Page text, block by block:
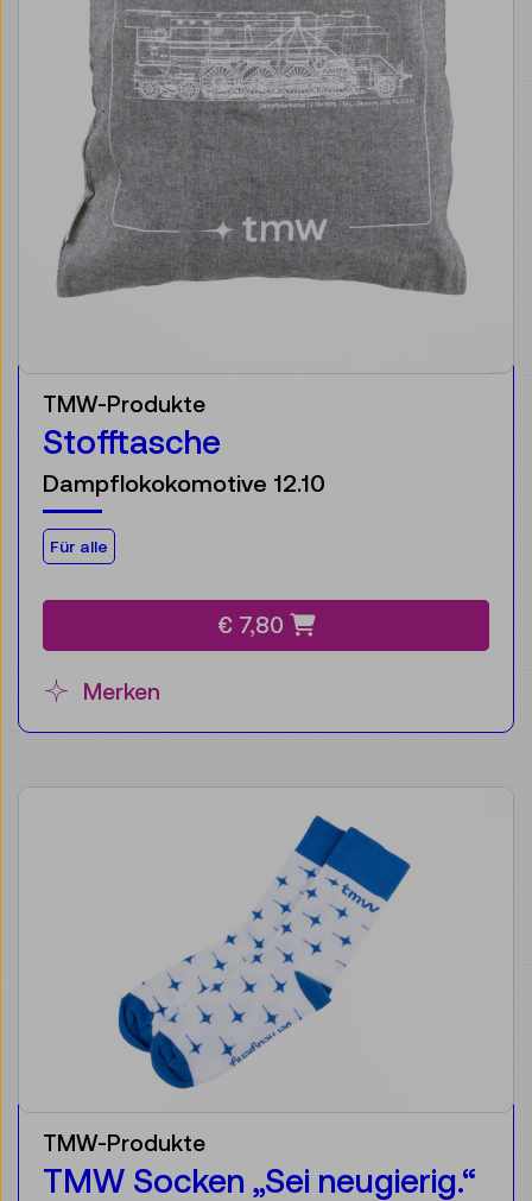
TMW-Produkte
Stofftasche
Dampflokokomotive 12.10
Für die Zielgruppe:
Für alle
€ 7,80
Merken
TMW-Produkte
TMW Socken „Sei neugierig.“